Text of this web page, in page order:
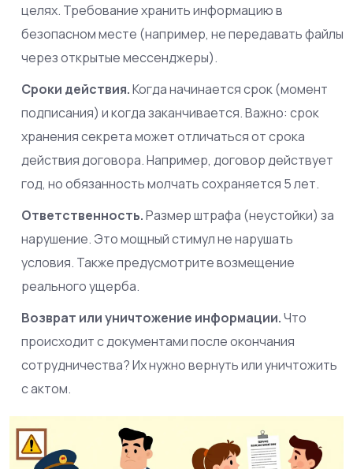
целях. Требование хранить информацию в
безопасном месте (например, не передавать файлы
через открытые мессенджеры).
Сроки действия.Когда начинается срок (момент
подписания) и когда заканчивается. Важно: срок
хранения секрета может отличаться от срока
действия договора. Например, договор действует
год, но обязанность молчать сохраняется 5 лет.
Ответственность.Размер штрафа (неустойки) за
нарушение. Это мощный стимул не нарушать
условия. Также предусмотрите возмещение
реального ущерба.
Возврат или уничтожение информации.Что
происходит с документами после окончания
сотрудничества? Их нужно вернуть или уничтожить
с актом.